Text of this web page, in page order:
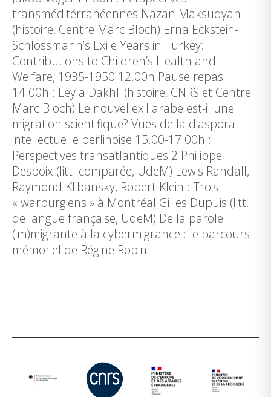
transméditérranéennes Nazan Maksudyan
(histoire, Centre Marc Bloch) Erna Eckstein-
Schlossmann’s Exile Years in Turkey:
Contributions to Children’s Health and
Welfare, 1935-1950 12.00h Pause repas
14.00h : Leyla Dakhli (histoire, CNRS et Centre
Marc Bloch) Le nouvel exil arabe est-il une
migration scientifique? Vues de la diaspora
intellectuelle berlinoise 15.00-17.00h :
Perspectives transatlantiques 2 Philippe
Despoix (litt. comparée, UdeM) Lewis Randall,
Raymond Klibansky, Robert Klein : Trois
« warburgiens » à Montréal Gilles Dupuis (litt.
de langue française, UdeM) De la parole
(im)migrante à la cybermigrance : le parcours
mémoriel de Régine Robin